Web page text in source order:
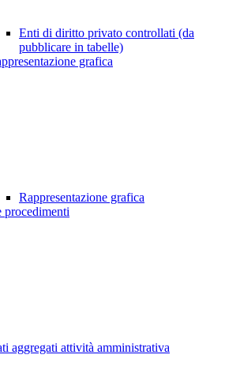
Enti di diritto privato controllati (da
pubblicare in tabelle)
grafica
Rappresentazione grafica
procedimenti
aggregati attività amministrativa